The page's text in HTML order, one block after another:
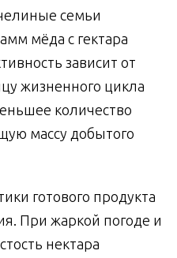
семьи
мёда с гектара
зависит от
жизненного цикла
количество
массу добытого
готового продукта
При жаркой погоде и
нектара